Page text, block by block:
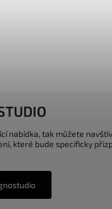
nabídka, tak můžete
které bude specificky